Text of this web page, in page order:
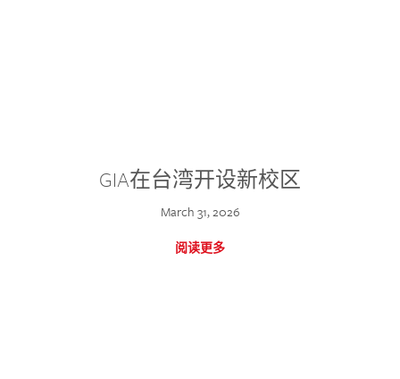
GIA在台湾开设新校区
March 31, 2026
阅读更多